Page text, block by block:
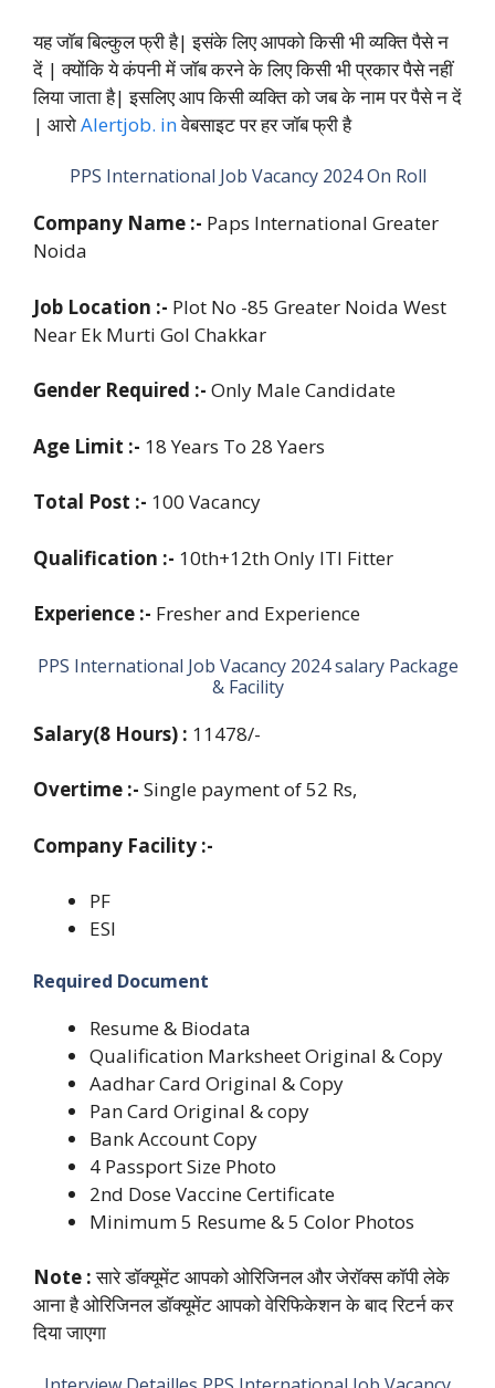
यह जॉब बिल्कुल फ्री है| इसंके लिए आपको किसी भी व्यक्ति पैसे न
दें | क्योंकि ये कंपनी में जॉब करने के लिए किसी भी प्रकार पैसे नहीं
लिया जाता है| इसलिए आप किसी व्यक्ति को जब के नाम पर पैसे न दें
| आरोAlertjob. inवेबसाइट पर हर जॉब फ्री है
PPS International Job Vacancy 2024 On Roll
Company Name :- Paps International Greater
Noida
Job Location :- Plot No -85 Greater Noida West
Near Ek Murti Gol Chakkar
Gender Required :- Only Male Candidate
Age Limit :- 18 Years To 28 Yaers
Total Post :- 100 Vacancy
Qualification :- 10th+12th Only ITI Fitter
Experience :- Fresher and Experience
PPS International Job Vacancy 2024 salary Package
& Facility
Salary(8 Hours) : 11478/-
Overtime :- Single payment of 52 Rs,
Company Facility :-
PF
ESI
Required Document
Resume & Biodata
Qualification Marksheet Original & Copy
Aadhar Card Original & Copy
Pan Card Original & copy
Bank Account Copy
4 Passport Size Photo
2nd Dose Vaccine Certificate
Minimum 5 Resume & 5 Color Photos
Note :सारे डॉक्यूमेंट आपको ओरिजिनल और जेरॉक्स कॉपी लेके
आना है ओरिजिनल डॉक्यूमेंट आपको वेरिफिकेशन के बाद रिटर्न कर
दिया जाएगा